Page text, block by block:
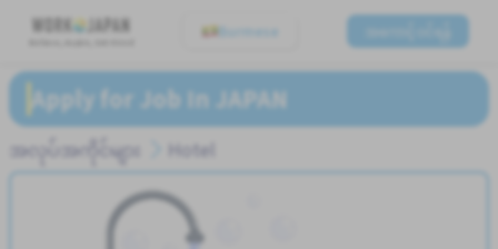
Burmese
Apply for Job In JAPAN
အလုပ်အကိုင်များ Hotel